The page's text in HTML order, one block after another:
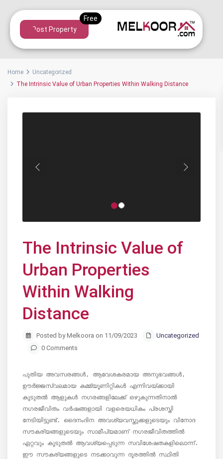
Post Property
Home
Uncategorized
The Intrinsic Value of Urban Properties Within Walking Distance
Previous Next
The Intrinsic Value of
Urban Properties
Within Walking
Distance
Posted by Melkoora on 11/09/2023
Uncategorized
0 Comments
പുതിയ അവസരങ്ങൾ, ആവേശകരമായ അനുഭവങ്ങൾ,
ഊർജ്ജസ്വലമായ കമ്മ്യൂണിറ്റികൾ എന്നിവയ്ക്കായി
കൂടുതൽ ആളുകൾ നഗരങ്ങളിലേക്ക് ഒഴുകുന്നതിനാൽ
നഗരജീവിതം വർഷങ്ങളായി വളരെയധികം പ്രശസ്തി
നേടിയിട്ടുണ്ട്. ദൈനംദിന അവശ്യവസ്തുക്കളുടെയും വിനോദ
സൗകര്യങ്ങളുടെയും സാമീപ്യമാണ് നഗരജീവിതത്തിൽ
ഏറ്റവും കൂടുതൽ ആവശ്യപ്പെടുന്ന സവിശേഷതകളിലൊന്ന്.
ഈ സൗകര്യങ്ങളുടെ നടക്കാവുന്ന ദൂരത്തിൽ സ്ഥിതി